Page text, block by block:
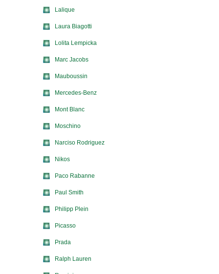
Lalique
Laura Biagotti
Lolita Lempicka
Marc Jacobs
Mauboussin
Mercedes-Benz
Mont Blanc
Moschino
Narciso Rodriguez
Nikos
Paco Rabanne
Paul Smith
Philipp Plein
Picasso
Prada
Ralph Lauren